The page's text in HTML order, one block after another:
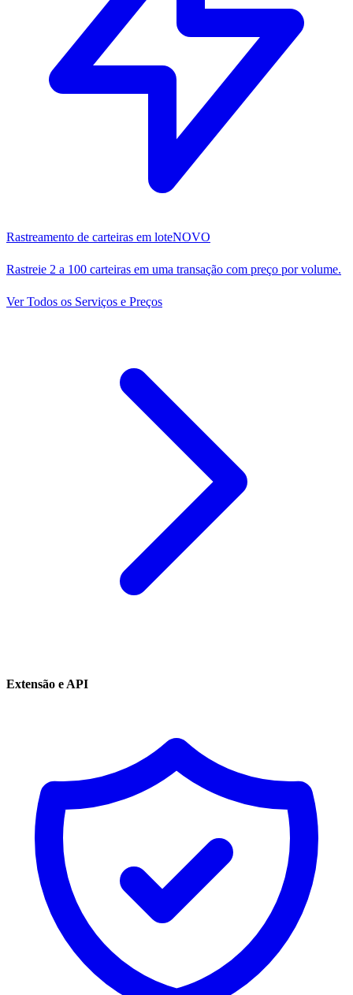
Rastreamento de carteiras em loteNOVO
Rastreie 2 a 100 carteiras em uma transação com preço por volume.
Ver Todos os Serviços e Preços
Extensão e API